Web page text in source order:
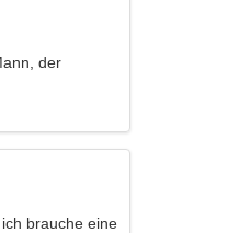
der
brauche eine